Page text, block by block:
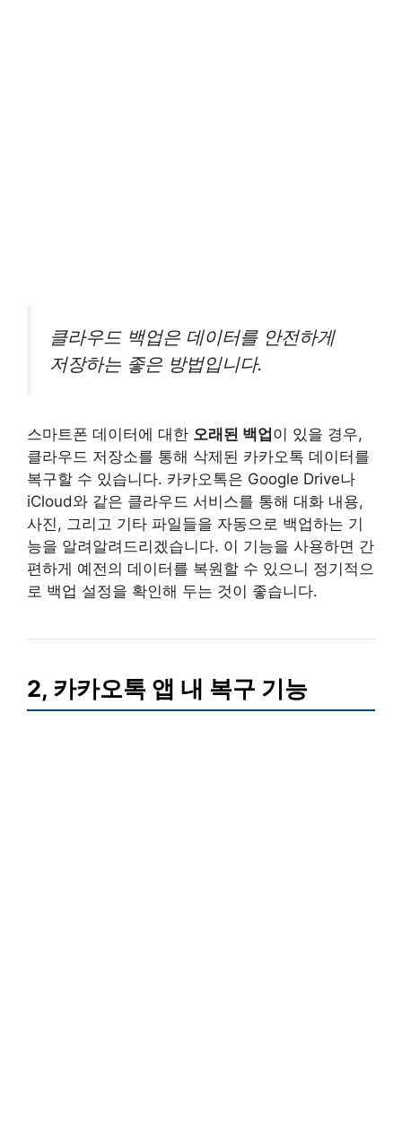
클라우드 백업은 데이터를 안전하게
저장하는 좋은 방법입니다.
스마트폰 데이터에 대한 오래된 백업이 있을 경우,
클라우드 저장소를 통해 삭제된 카카오톡 데이터를
복구할 수 있습니다. 카카오톡은 Google Drive나
iCloud와 같은 클라우드 서비스를 통해 대화 내용,
사진, 그리고 기타 파일들을 자동으로 백업하는 기
능을 알려알려드리겠습니다. 이 기능을 사용하면 간
편하게 예전의 데이터를 복원할 수 있으니 정기적으
로 백업 설정을 확인해 두는 것이 좋습니다.
2, 카카오톡 앱 내 복구 기능